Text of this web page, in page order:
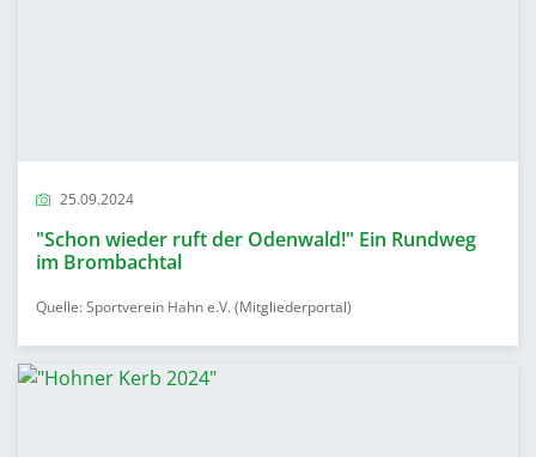
25.09.2024
"Schon wieder ruft der Odenwald!" Ein Rundweg
im Brombachtal
Quelle: Sportverein Hahn e.V. (Mitgliederportal)